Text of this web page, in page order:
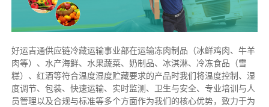
好运吉通供应链冷藏运输事业部在运输冻肉制品（冰鲜鸡肉、牛羊
肉等）、水产海鲜、水果蔬菜、奶制品、冰淇淋、冷冻食品（雪
糕）、红酒等符合温度湿度贮藏要求的产品时我们将温度控制、湿
度调节、包装、快速运输、实时监测、卫生与安全、专业培训与人
员管理以及合规与标准等多个方面作为我们的核心优势，致力于为